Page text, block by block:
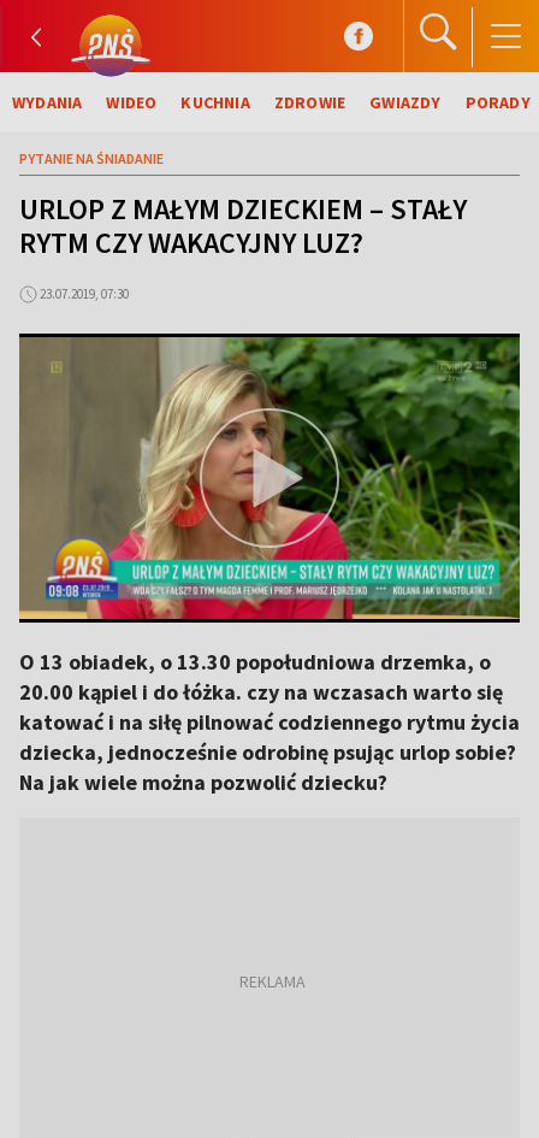
WYDANIA WIDEO KUCHNIA ZDROWIE GWIAZDY PORADY
PYTANIE NA ŚNIADANIE
URLOP Z MAŁYM DZIECKIEM – STAŁY
RYTM CZY WAKACYJNY LUZ?
23.07.2019, 07:30
O 13 obiadek, o 13.30 popołudniowa drzemka, o
20.00 kąpiel i do łóżka. czy na wczasach warto się
katować i na siłę pilnować codziennego rytmu życia
dziecka, jednocześnie odrobinę psując urlop sobie?
Na jak wiele można pozwolić dziecku?